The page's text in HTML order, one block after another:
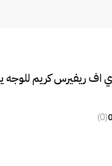
اف ريفيرس كريم للوجه
0
(0)